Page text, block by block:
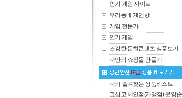
인기 게임 사이트
우리동네 게임방
게임 전문가
인기 게임
건강한 문화콘텐츠 상품보기
나만의 쇼핑몰 만들기
나의 즐겨찾는 상품리스트
코샵코 체인점(가맹점) 분양순